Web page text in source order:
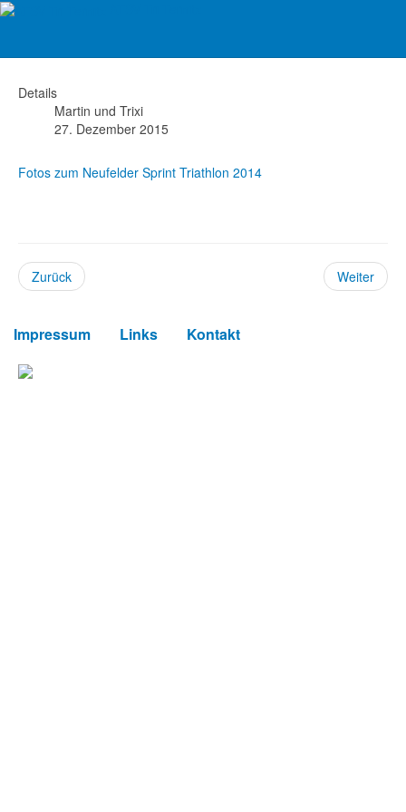
Details
Martin und Trixi
27. Dezember 2015
Fotos zum Neufelder Sprint Triathlon 2014
Zurück Weiter
Impressum Links Kontakt